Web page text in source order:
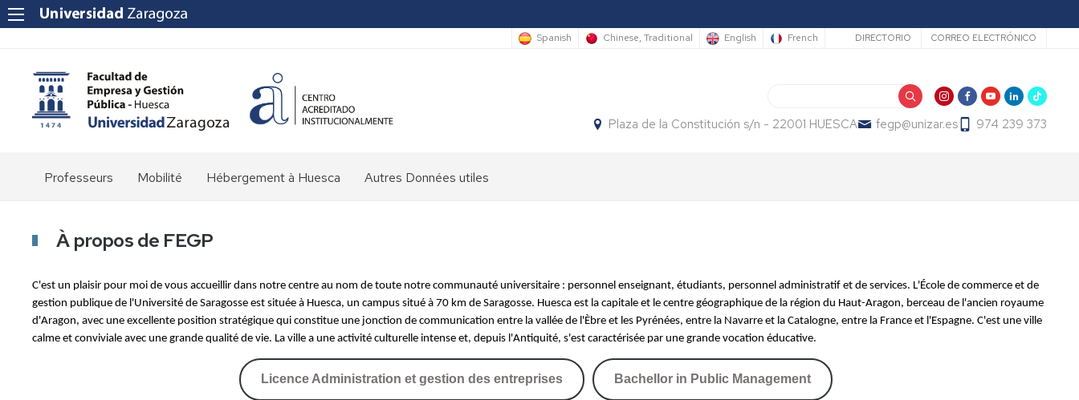
Spanish Chinese, Traditional English French Secundario
DIRECTORIO CORREO ELECTRÓNICO
Plaza de la Constitución s/n - 22001 HUESCA fegp@unizar.es 974 239 373
menu_fr
Professeurs Mobilité Hébergement à Huesca Autres Données utiles
À propos de FEGP
C'est un plaisir pour moi de vous accueillir dans notre centre au nom de toute notre communauté universitaire : personnel enseignant, étudiants, personnel administratif et de services. L'École de commerce et de
gestion publique de l'Université de Saragosse est située à Huesca, un campus situé à 70 km de Saragosse. Huesca est la capitale et le centre géographique de la région du Haut-Aragon, berceau de l'ancien royaume
d'Aragon, avec une excellente position stratégique qui constitue une jonction de communication entre la vallée de l'Èbre et les Pyrénées, entre la Navarre et la Catalogne, entre la France et l'Espagne. C'est une ville
calme et conviviale avec une grande qualité de vie. La ville a une activité culturelle intense et, depuis l'Antiquité, s'est caractérisée par une grande vocation éducative.
Licence Administration et gestion des entreprises Bachellor in Public Management